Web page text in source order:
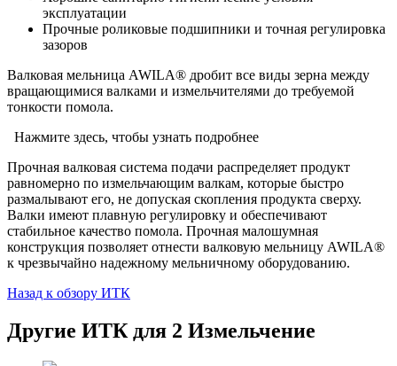
эксплуатации
Прочные роликовые подшипники и точная регулировка
зазоров
Валковая мельница AWILA® дробит все виды зерна между
вращающимися валками и измельчителями до требуемой
тонкости помола.
Нажмите здесь, чтобы узнать подробнее
Прочная валковая система подачи распределяет продукт
равномерно по измельчающим валкам, которые быстро
размалывают его, не допуская скопления продукта сверху.
Валки имеют плавную регулировку и обеспечивают
стабильное качество помола. Прочная малошумная
конструкция позволяет отнести валковую мельницу AWILA®
к чрезвычайно надежному мельничному оборудованию.
Назад к обзору ИТК
Другие ИТК для 2 Измельчение